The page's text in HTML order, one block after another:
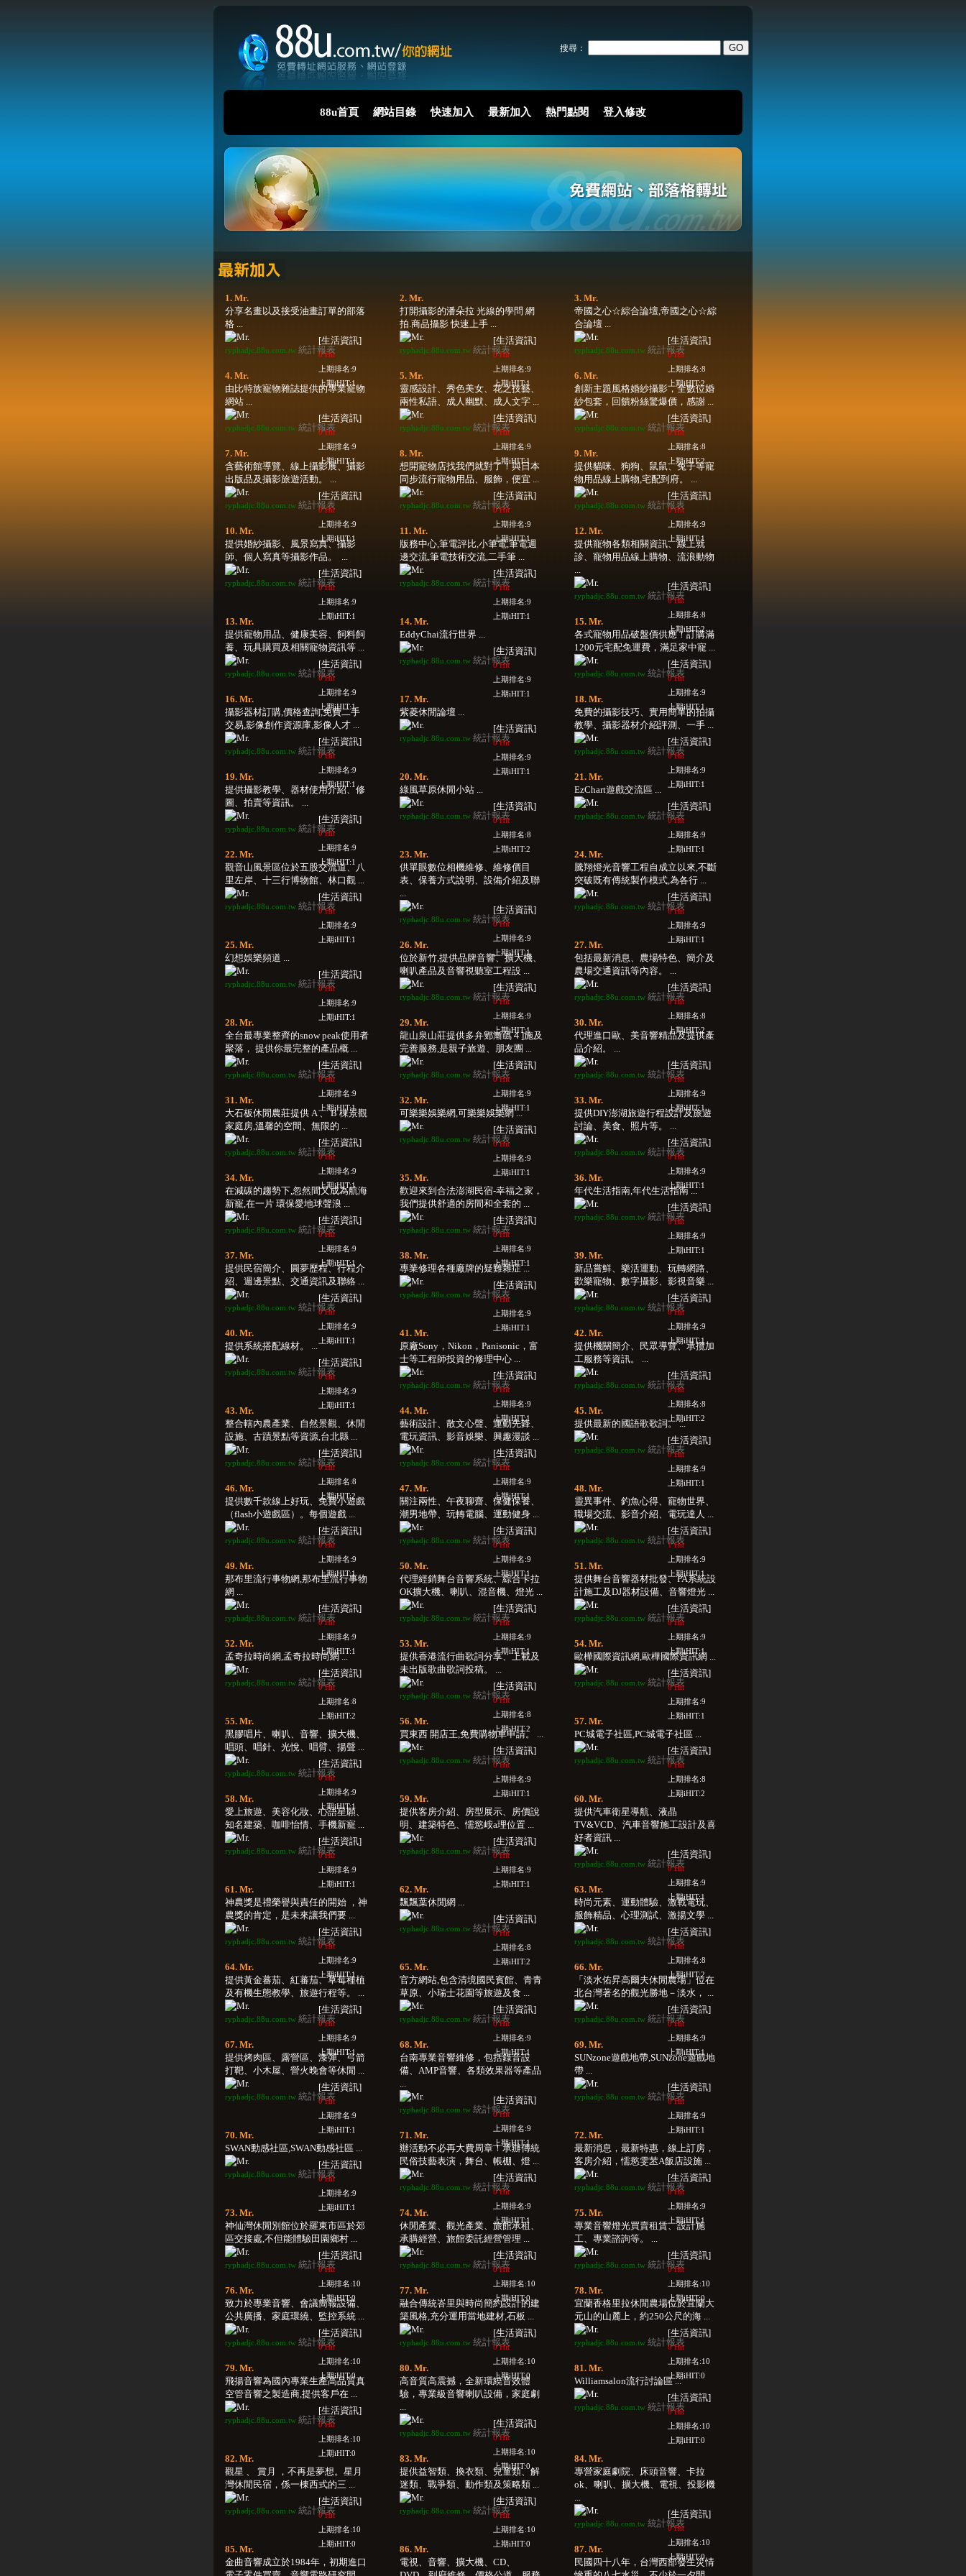
搜尋：
88u首頁 網站目錄 快速加入 最新加入 熱門點閱 登入修改
1. Mr.
分享名畫以及接受油畫訂單的部落
格 ...
[生活資訊]
0 Hit
上期排名:9
上期iHIT:1
ryphadjc.88u.com.tw 統計報表
2. Mr.
打開攝影的潘朵拉 光線的學問 網
拍.商品攝影 快速上手 ...
[生活資訊]
0 Hit
上期排名:9
上期iHIT:1
ryphadjc.88u.com.tw 統計報表
3. Mr.
帝國之心☆綜合論壇,帝國之心☆綜
合論壇 ...
[生活資訊]
0 Hit
上期排名:8
上期iHIT:2
ryphadjc.88u.com.tw 統計報表
4. Mr.
由比特族寵物雜誌提供的專業寵物
網站 ...
[生活資訊]
0 Hit
上期排名:9
上期iHIT:1
ryphadjc.88u.com.tw 統計報表
5. Mr.
靈感設計、秀色美女、花之技藝、
兩性私語、成人幽默、成人文字 ...
[生活資訊]
0 Hit
上期排名:9
上期iHIT:1
ryphadjc.88u.com.tw 統計報表
6. Mr.
創新主題風格婚紗攝影，全數位婚
紗包套，回饋粉絲驚爆價，感謝 ...
[生活資訊]
0 Hit
上期排名:8
上期iHIT:2
ryphadjc.88u.com.tw 統計報表
7. Mr.
含藝術館導覽、線上攝影展、攝影
出版品及攝影旅遊活動。 ...
[生活資訊]
0 Hit
上期排名:9
上期iHIT:1
ryphadjc.88u.com.tw 統計報表
8. Mr.
想開寵物店找我們就對了！與日本
同步流行寵物用品、服飾，便宜 ...
[生活資訊]
0 Hit
上期排名:9
上期iHIT:1
ryphadjc.88u.com.tw 統計報表
9. Mr.
提供貓咪、狗狗、鼠鼠、兔子等寵
物用品線上購物,宅配到府。 ...
[生活資訊]
0 Hit
上期排名:9
上期iHIT:1
ryphadjc.88u.com.tw 統計報表
10. Mr.
提供婚紗攝影、風景寫真、攝影
師、個人寫真等攝影作品。 ...
[生活資訊]
0 Hit
上期排名:9
上期iHIT:1
ryphadjc.88u.com.tw 統計報表
11. Mr.
版務中心,筆電評比,小筆電,筆電週
邊交流,筆電技術交流,二手筆 ...
[生活資訊]
0 Hit
上期排名:9
上期iHIT:1
ryphadjc.88u.com.tw 統計報表
12. Mr.
提供寵物各類相關資訊、線上就
診、寵物用品線上購物、流浪動物
...
[生活資訊]
0 Hit
上期排名:8
上期iHIT:2
ryphadjc.88u.com.tw 統計報表
13. Mr.
提供寵物用品、健康美容、飼料飼
養、玩具購買及相關寵物資訊等 ...
[生活資訊]
0 Hit
上期排名:9
上期iHIT:1
ryphadjc.88u.com.tw 統計報表
14. Mr.
EddyChai流行世界 ...
[生活資訊]
0 Hit
上期排名:9
上期iHIT:1
ryphadjc.88u.com.tw 統計報表
15. Mr.
各式寵物用品破盤價供應！訂購滿
1200元宅配免運費，滿足家中寵 ...
[生活資訊]
0 Hit
上期排名:9
上期iHIT:1
ryphadjc.88u.com.tw 統計報表
16. Mr.
攝影器材訂購,價格查詢,免費二手
交易,影像創作資源庫,影像人才 ...
[生活資訊]
0 Hit
上期排名:9
上期iHIT:1
ryphadjc.88u.com.tw 統計報表
17. Mr.
紫菱休閒論壇 ...
[生活資訊]
0 Hit
上期排名:9
上期iHIT:1
ryphadjc.88u.com.tw 統計報表
18. Mr.
免費的攝影技巧、實用簡單的拍攝
教學、攝影器材介紹評測、一手 ...
[生活資訊]
0 Hit
上期排名:9
上期iHIT:1
ryphadjc.88u.com.tw 統計報表
19. Mr.
提供攝影教學、器材使用介紹、修
圖、拍賣等資訊。 ...
[生活資訊]
0 Hit
上期排名:9
上期iHIT:1
ryphadjc.88u.com.tw 統計報表
20. Mr.
綠風草原休閒小站 ...
[生活資訊]
0 Hit
上期排名:8
上期iHIT:2
ryphadjc.88u.com.tw 統計報表
21. Mr.
EzChart遊戲交流區 ...
[生活資訊]
0 Hit
上期排名:9
上期iHIT:1
ryphadjc.88u.com.tw 統計報表
22. Mr.
觀音山風景區位於五股交流道、八
里左岸、十三行博物館、林口觀 ...
[生活資訊]
0 Hit
上期排名:9
上期iHIT:1
ryphadjc.88u.com.tw 統計報表
23. Mr.
供單眼數位相機維修、維修價目
表、保養方式說明、設備介紹及聯
...
[生活資訊]
0 Hit
上期排名:9
上期iHIT:1
ryphadjc.88u.com.tw 統計報表
24. Mr.
騰翔燈光音響工程自成立以來,不斷
突破既有傳統製作模式,為各行 ...
[生活資訊]
0 Hit
上期排名:9
上期iHIT:1
ryphadjc.88u.com.tw 統計報表
25. Mr.
幻想娛樂頻道 ...
[生活資訊]
0 Hit
上期排名:9
上期iHIT:1
ryphadjc.88u.com.tw 統計報表
26. Mr.
位於新竹,提供品牌音響、擴大機、
喇叭產品及音響視聽室工程設 ...
[生活資訊]
0 Hit
上期排名:9
上期iHIT:1
ryphadjc.88u.com.tw 統計報表
27. Mr.
包括最新消息、農場特色、簡介及
農場交通資訊等內容。 ...
[生活資訊]
0 Hit
上期排名:8
上期iHIT:2
ryphadjc.88u.com.tw 統計報表
28. Mr.
全台最專業整齊的snow peak使用者
聚落， 提供你最完整的產品概 ...
[生活資訊]
0 Hit
上期排名:9
上期iHIT:1
ryphadjc.88u.com.tw 統計報表
29. Mr.
龍山泉山莊提供多弁鄋漸蘤４]施及
完善服務,是親子旅遊、朋友團 ...
[生活資訊]
0 Hit
上期排名:9
上期iHIT:1
ryphadjc.88u.com.tw 統計報表
30. Mr.
代理進口歐、美音響精品及提供產
品介紹。 ...
[生活資訊]
0 Hit
上期排名:9
上期iHIT:1
ryphadjc.88u.com.tw 統計報表
31. Mr.
大石板休閒農莊提供 A 、 B 棟景觀
家庭房,溫馨的空間、無限的 ...
[生活資訊]
0 Hit
上期排名:9
上期iHIT:1
ryphadjc.88u.com.tw 統計報表
32. Mr.
可樂樂娛樂網,可樂樂娛樂網 ...
[生活資訊]
0 Hit
上期排名:9
上期iHIT:1
ryphadjc.88u.com.tw 統計報表
33. Mr.
提供DIY澎湖旅遊行程設計及旅遊
討論、美食、照片等。 ...
[生活資訊]
0 Hit
上期排名:9
上期iHIT:1
ryphadjc.88u.com.tw 統計報表
34. Mr.
在減碳的趨勢下,忽然間又成為航海
新寵,在一片 環保愛地球聲浪 ...
[生活資訊]
0 Hit
上期排名:9
上期iHIT:1
ryphadjc.88u.com.tw 統計報表
35. Mr.
歡迎來到合法澎湖民宿-幸福之家，
我們提供舒適的房間和全套的 ...
[生活資訊]
0 Hit
上期排名:9
上期iHIT:1
ryphadjc.88u.com.tw 統計報表
36. Mr.
年代生活指南,年代生活指南 ...
[生活資訊]
0 Hit
上期排名:9
上期iHIT:1
ryphadjc.88u.com.tw 統計報表
37. Mr.
提供民宿簡介、圓夢歷程、行程介
紹、週邊景點、交通資訊及聯絡 ...
[生活資訊]
0 Hit
上期排名:9
上期iHIT:1
ryphadjc.88u.com.tw 統計報表
38. Mr.
專業修理各種廠牌的疑難雜症 ...
[生活資訊]
0 Hit
上期排名:9
上期iHIT:1
ryphadjc.88u.com.tw 統計報表
39. Mr.
新品嘗鮮、樂活運動、玩轉網路、
歡樂寵物、數字攝影、影視音樂 ...
[生活資訊]
0 Hit
上期排名:9
上期iHIT:1
ryphadjc.88u.com.tw 統計報表
40. Mr.
提供系統搭配線材。 ...
[生活資訊]
0 Hit
上期排名:9
上期iHIT:1
ryphadjc.88u.com.tw 統計報表
41. Mr.
原廠Sony，Nikon，Panisonic，富
士等工程師投資的修理中心 ...
[生活資訊]
0 Hit
上期排名:9
上期iHIT:1
ryphadjc.88u.com.tw 統計報表
42. Mr.
提供機關簡介、民眾導覽、承攬加
工服務等資訊。 ...
[生活資訊]
0 Hit
上期排名:8
上期iHIT:2
ryphadjc.88u.com.tw 統計報表
43. Mr.
整合轄內農產業、自然景觀、休閒
設施、古蹟景點等資源,台北縣 ...
[生活資訊]
0 Hit
上期排名:8
上期iHIT:2
ryphadjc.88u.com.tw 統計報表
44. Mr.
藝術設計、散文心聲、運動先鋒、
電玩資訊、影音娛樂、興趣漫談 ...
[生活資訊]
0 Hit
上期排名:9
上期iHIT:1
ryphadjc.88u.com.tw 統計報表
45. Mr.
提供最新的國語歌歌詞。 ...
[生活資訊]
0 Hit
上期排名:9
上期iHIT:1
ryphadjc.88u.com.tw 統計報表
46. Mr.
提供數千款線上好玩、免費小遊戲
（flash小遊戲區）。每個遊戲 ...
[生活資訊]
0 Hit
上期排名:9
上期iHIT:1
ryphadjc.88u.com.tw 統計報表
47. Mr.
關注兩性、午夜聊齋、保健保養、
潮男地帶、玩轉電腦、運動健身 ...
[生活資訊]
0 Hit
上期排名:9
上期iHIT:1
ryphadjc.88u.com.tw 統計報表
48. Mr.
靈異事件、釣魚心得、寵物世界、
職場交流、影音介紹、電玩達人 ...
[生活資訊]
1 Hit
上期排名:9
上期iHIT:1
ryphadjc.88u.com.tw 統計報表
49. Mr.
那布里流行事物網,那布里流行事物
網 ...
[生活資訊]
0 Hit
上期排名:9
上期iHIT:1
ryphadjc.88u.com.tw 統計報表
50. Mr.
代理經銷舞台音響系統、綜合卡拉
OK擴大機、喇叭、混音機、燈光 ...
[生活資訊]
0 Hit
上期排名:9
上期iHIT:1
ryphadjc.88u.com.tw 統計報表
51. Mr.
提供舞台音響器材批發、PA系統設
計施工及DJ器材設備、音響燈光 ...
[生活資訊]
0 Hit
上期排名:9
上期iHIT:1
ryphadjc.88u.com.tw 統計報表
52. Mr.
孟奇拉時尚網,孟奇拉時尚網 ...
[生活資訊]
0 Hit
上期排名:8
上期iHIT:2
ryphadjc.88u.com.tw 統計報表
53. Mr.
提供香港流行曲歌詞分享、上載及
未出版歌曲歌詞投稿。 ...
[生活資訊]
0 Hit
上期排名:8
上期iHIT:2
ryphadjc.88u.com.tw 統計報表
54. Mr.
歐樺國際資訊網,歐樺國際資訊網 ...
[生活資訊]
0 Hit
上期排名:9
上期iHIT:1
ryphadjc.88u.com.tw 統計報表
55. Mr.
黑膠唱片、喇叭、音響、擴大機、
唱頭、唱針、光悅、唱臂、揚聲 ...
[生活資訊]
0 Hit
上期排名:9
上期iHIT:1
ryphadjc.88u.com.tw 統計報表
56. Mr.
買東西 開店王,免費購物車申請。 ...
[生活資訊]
0 Hit
上期排名:9
上期iHIT:1
ryphadjc.88u.com.tw 統計報表
57. Mr.
PC城電子社區,PC城電子社區 ...
[生活資訊]
0 Hit
上期排名:8
上期iHIT:2
ryphadjc.88u.com.tw 統計報表
58. Mr.
愛上旅遊、美容化妝、心語星願、
知名建築、咖啡怡情、手機新寵 ...
[生活資訊]
0 Hit
上期排名:9
上期iHIT:1
ryphadjc.88u.com.tw 統計報表
59. Mr.
提供客房介紹、房型展示、房價說
明、建築特色、懦慾峖a理位置 ...
[生活資訊]
0 Hit
上期排名:9
上期iHIT:1
ryphadjc.88u.com.tw 統計報表
60. Mr.
提供汽車衛星導航、液晶
TV&VCD、汽車音響施工設計及喜
好者資訊 ...
[生活資訊]
0 Hit
上期排名:9
上期iHIT:1
ryphadjc.88u.com.tw 統計報表
61. Mr.
神農獎是禮榮譽與責任的開始 ，神
農獎的肯定，是未來讓我們要 ...
[生活資訊]
0 Hit
上期排名:9
上期iHIT:1
ryphadjc.88u.com.tw 統計報表
62. Mr.
飄飄葉休閒網 ...
[生活資訊]
0 Hit
上期排名:8
上期iHIT:2
ryphadjc.88u.com.tw 統計報表
63. Mr.
時尚元素、運動體驗、激戰電玩、
服飾精品、心理測試、激揚文學 ...
[生活資訊]
0 Hit
上期排名:8
上期iHIT:2
ryphadjc.88u.com.tw 統計報表
64. Mr.
提供黃金蕃茄、紅蕃茄、草莓種植
及有機生態教學、旅遊行程等。 ...
[生活資訊]
0 Hit
上期排名:9
上期iHIT:1
ryphadjc.88u.com.tw 統計報表
65. Mr.
官方網站,包含清境國民賓館、青青
草原、小瑞士花園等旅遊及食 ...
[生活資訊]
0 Hit
上期排名:9
上期iHIT:1
ryphadjc.88u.com.tw 統計報表
66. Mr.
「淡水佑昇高爾夫休閒農場」位在
北台灣著名的觀光勝地－淡水， ...
[生活資訊]
0 Hit
上期排名:9
上期iHIT:1
ryphadjc.88u.com.tw 統計報表
67. Mr.
提供烤肉區、露營區、漆彈、弓箭
打靶、小木屋、營火晚會等休閒 ...
[生活資訊]
0 Hit
上期排名:9
上期iHIT:1
ryphadjc.88u.com.tw 統計報表
68. Mr.
台南專業音響維修，包括錄音設
備、AMP音響、各類效果器等產品
...
[生活資訊]
0 Hit
上期排名:9
上期iHIT:1
ryphadjc.88u.com.tw 統計報表
69. Mr.
SUNzone遊戲地帶,SUNzone遊戲地
帶 ...
[生活資訊]
0 Hit
上期排名:9
上期iHIT:1
ryphadjc.88u.com.tw 統計報表
70. Mr.
SWAN動感社區,SWAN動感社區 ...
[生活資訊]
0 Hit
上期排名:9
上期iHIT:1
ryphadjc.88u.com.tw 統計報表
71. Mr.
辦活動不必再大費周章！承辦傳統
民俗技藝表演，舞台、帳棚、燈 ...
[生活資訊]
0 Hit
上期排名:9
上期iHIT:1
ryphadjc.88u.com.tw 統計報表
72. Mr.
最新消息，最新特惠，線上訂房，
客房介紹，懦慾雯苤A飯店設施 ...
[生活資訊]
0 Hit
上期排名:9
上期iHIT:1
ryphadjc.88u.com.tw 統計報表
73. Mr.
神仙灣休閒別館位於羅東市區於郊
區交接處,不但能體驗田園鄉村 ...
[生活資訊]
0 Hit
上期排名:10
上期iHIT:0
ryphadjc.88u.com.tw 統計報表
74. Mr.
休閒產業、觀光產業、旅館承租、
承購經營、旅館委託經營管理 ...
[生活資訊]
0 Hit
上期排名:10
上期iHIT:0
ryphadjc.88u.com.tw 統計報表
75. Mr.
專業音響燈光買賣租賃、設計施
工、專業諮詢等。 ...
[生活資訊]
0 Hit
上期排名:10
上期iHIT:0
ryphadjc.88u.com.tw 統計報表
76. Mr.
致力於專業音響、會議簡報設備、
公共廣播、家庭環繞、監控系統 ...
[生活資訊]
0 Hit
上期排名:10
上期iHIT:0
ryphadjc.88u.com.tw 統計報表
77. Mr.
融合傳統峇里與時尚簡約設計的建
築風格,充分運用當地建材,石板 ...
[生活資訊]
0 Hit
上期排名:10
上期iHIT:0
ryphadjc.88u.com.tw 統計報表
78. Mr.
宜蘭香格里拉休閒農場位於宜蘭大
元山的山麓上，約250公尺的海 ...
[生活資訊]
0 Hit
上期排名:10
上期iHIT:0
ryphadjc.88u.com.tw 統計報表
79. Mr.
飛揚音響為國內專業生產高品質真
空管音響之製造商,提供客戶在 ...
[生活資訊]
0 Hit
上期排名:10
上期iHIT:0
ryphadjc.88u.com.tw 統計報表
80. Mr.
高音質高震撼，全新環繞音效體
驗，專業級音響喇叭設備，家庭劇
...
[生活資訊]
0 Hit
上期排名:10
上期iHIT:0
ryphadjc.88u.com.tw 統計報表
81. Mr.
Williamsalon流行討論區 ...
[生活資訊]
0 Hit
上期排名:10
上期iHIT:0
ryphadjc.88u.com.tw 統計報表
82. Mr.
觀星 、 賞月 ，不再是夢想。星月
灣休閒民宿，係一棟西式的三 ...
[生活資訊]
0 Hit
上期排名:10
上期iHIT:0
ryphadjc.88u.com.tw 統計報表
83. Mr.
提供益智類、換衣類、兒童類、解
迷類、戰爭類、動作類及策略類 ...
[生活資訊]
0 Hit
上期排名:10
上期iHIT:0
ryphadjc.88u.com.tw 統計報表
84. Mr.
專營家庭劇院、床頭音響、卡拉
ok、喇叭、擴大機、電視、投影機
...
[生活資訊]
0 Hit
上期排名:10
上期iHIT:0
ryphadjc.88u.com.tw 統計報表
85. Mr.
金曲音響成立於1984年，初期進口
86. Mr.
電視、音響、擴大機、CD、
87. Mr.
民國四十八年，台灣西部發生災情